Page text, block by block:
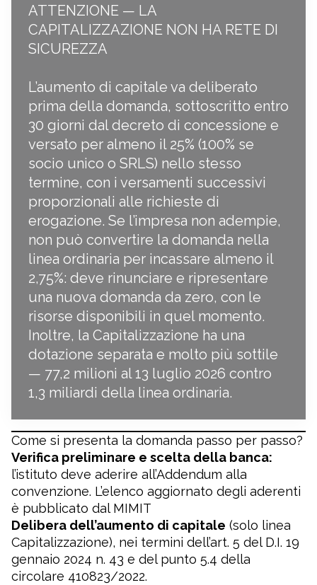
ATTENZIONE — LA
CAPITALIZZAZIONE NON HA RETE DI
SICUREZZA
L’aumento di capitale va deliberato
prima della domanda, sottoscritto entro
30 giorni dal decreto di concessione e
versato per almeno il 25% (100% se
socio unico o SRLS) nello stesso
termine, con i versamenti successivi
proporzionali alle richieste di
erogazione. Se l’impresa non adempie,
non può convertire la domanda nella
linea ordinaria per incassare almeno il
2,75%: deve rinunciare e ripresentare
una nuova domanda da zero, con le
risorse disponibili in quel momento.
Inoltre, la Capitalizzazione ha una
dotazione separata e molto più sottile
— 77,2 milioni al 13 luglio 2026 contro
1,3 miliardi della linea ordinaria.
Come si presenta la domanda passo per passo?
Verifica preliminare e scelta della banca:
l’istituto deve aderire all’Addendum alla
convenzione. L’elenco aggiornato degli aderenti
è pubblicato dal MIMIT
Delibera dell’aumento di capitale (solo linea
Capitalizzazione), nei termini dell’art. 5 del D.I. 19
gennaio 2024 n. 43 e del punto 5.4 della
circolare 410823/2022.